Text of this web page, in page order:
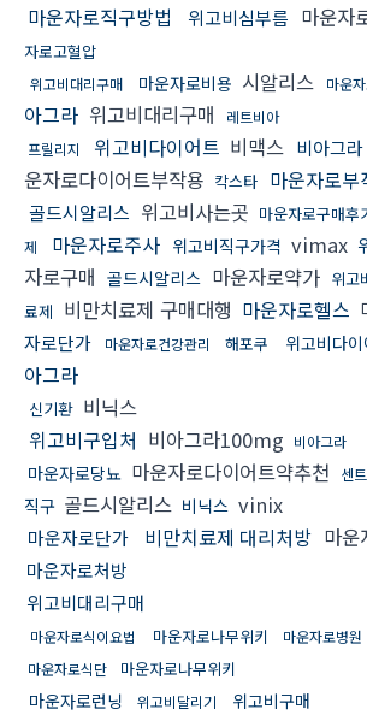
마운자로직구방법
위고비심부름 마운자
자로고혈압
위고비대리구매 마운자로비용 시알리스 마운
아그라 위고비대리구매
레트비아
프릴리지
위고비다이어트 비맥스 비아그라
운자로다이어트부작용 칵스타 마운자로부
골드시알리스 위고비사는곳 마운자로구매후
제
마운자로주사 위고비직구가격 vimax
자로구매 골드시알리스 마운자로약가 위고
료제 비만치료제 구매대행 마운자로헬스
자로단가
마운자로건강관리 해포쿠 위고비다
아그라
신기환 비닉스
위고비구입처 비아그라100mg 비아그라
마운자로당뇨 마운자로다이어트약추천 센
직구 골드시알리스 비닉스 vinix
마운자로단가 비만치료제 대리처방 마운
마운자로처방
위고비대리구매
마운자로식이요법 마운자로나무위키 마운자로병원
마운자로식단 마운자로나무위키
마운자로런닝 위고비달리기 위고비구매